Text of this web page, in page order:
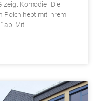
zeigt Komödie Die
Polch hebt mit ihrem
ab. Mit